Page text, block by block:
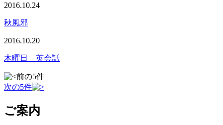
2016.10.24
秋風邪
2016.10.20
木曜日 英会話
前の5件
次の5件
ご案内